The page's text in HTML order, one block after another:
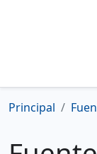
Principal